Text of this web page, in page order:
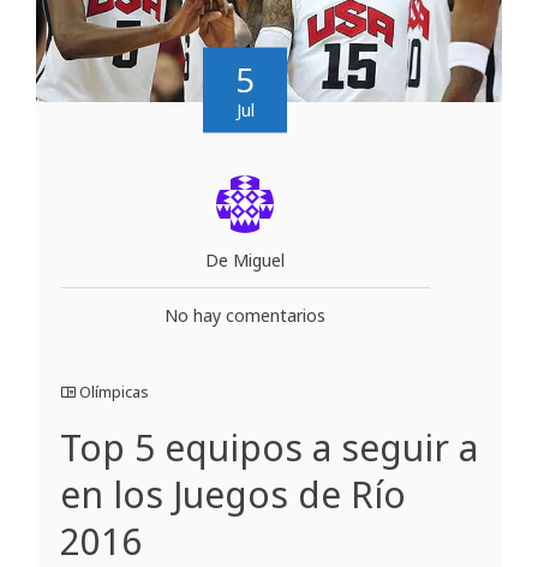
5
Jul
De Miguel
No hay comentarios
Olímpicas
Top 5 equipos a seguir a
en los Juegos de Río
2016